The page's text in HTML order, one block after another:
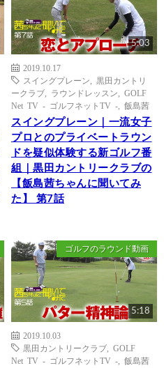
5:03
2019.10.17
スイングプレーン
黒田カントリ
ークラブ
ラウンドレッスン
GOLF
Net TV - ゴルフネットTV -
飯島茜
スイングプレーン｜一流女子
プロとのプライベートラウン
ドを疑似体験する新ゴルフ番
組｜黒田カントリークラブの
【飯島茜ちゃんに聞いてみ
た】 第7話
ゴルフのラウンド動画
5:18
2019.10.03
黒田カントリークラブ
GOLF
Net TV - ゴルフネットTV -
飯島茜